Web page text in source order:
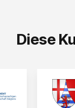
Diese